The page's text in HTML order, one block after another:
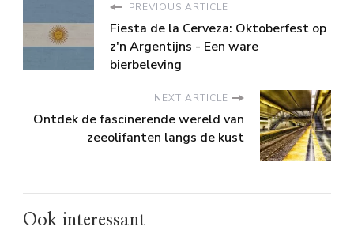
PREVIOUS ARTICLE
Fiesta de la Cerveza: Oktoberfest op
z'n Argentijns - Een ware
bierbeleving
NEXT ARTICLE
Ontdek de fascinerende wereld van
zeeolifanten langs de kust
Ook interessant